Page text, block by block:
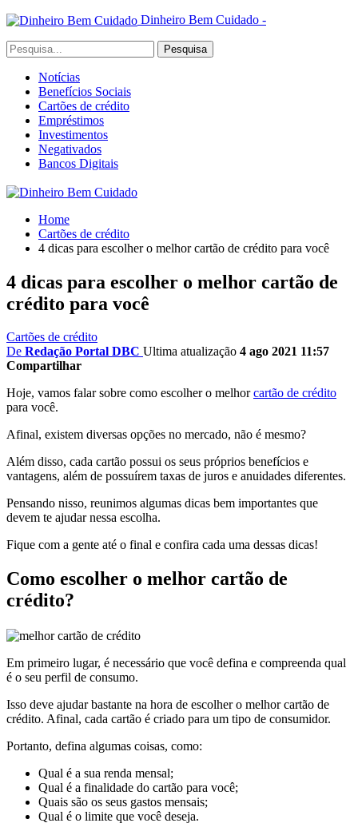
Dinheiro Bem Cuidado -
Notícias
Benefícios Sociais
Cartões de crédito
Empréstimos
Investimentos
Negativados
Bancos Digitais
Home
Cartões de crédito
4 dicas para escolher o melhor cartão de crédito para você
4 dicas para escolher o melhor cartão de
crédito para você
Cartões de crédito
De Redação Portal DBC Ultima atualização 4 ago 2021 11:57
Compartilhar
Hoje, vamos falar sobre como escolher o melhorcartão de crédito
para você.
Afinal, existem diversas opções no mercado, não é mesmo?
Além disso, cada cartão possui os seus próprios benefícios e
vantagens, além de possuírem taxas de juros e anuidades diferentes.
Pensando nisso, reunimos algumas dicas bem importantes que
devem te ajudar nessa escolha.
Fique com a gente até o final e confira cada uma dessas dicas!
Como escolher o melhor cartão de
crédito?
Em primeiro lugar, é necessário que você defina e compreenda qual
é o seu perfil de consumo.
Isso deve ajudar bastante na hora de escolher o melhor cartão de
crédito. Afinal, cada cartão é criado para um tipo de consumidor.
Portanto, defina algumas coisas, como:
Qual é a sua renda mensal;
Qual é a finalidade do cartão para você;
Quais são os seus gastos mensais;
Qual é o limite que você deseja.